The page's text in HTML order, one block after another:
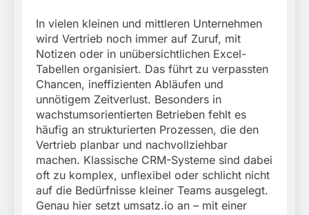
Eingriffs in den
Bahnverkehr
In vielen kleinen und mittleren Unternehmen
wird Vertrieb noch immer auf Zuruf, mit
Notizen oder in unübersichtlichen Excel-
Tabellen organisiert. Das führt zu verpassten
Chancen, ineffizienten Abläufen und
unnötigem Zeitverlust. Besonders in
wachstumsorientierten Betrieben fehlt es
häufig an strukturierten Prozessen, die den
Vertrieb planbar und nachvollziehbar
machen. Klassische CRM-Systeme sind dabei
oft zu komplex, unflexibel oder schlicht nicht
auf die Bedürfnisse kleiner Teams ausgelegt.
Genau hier setzt umsatz.io an – mit einer